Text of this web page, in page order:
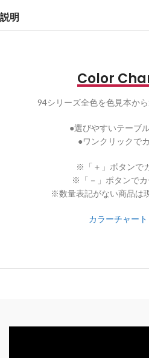
説明
Color
94シリーズ全色を色見本か
●選びやすいテーブ
●ワンクリックで
※「＋」ボタンで
※「－」ボタンで
※数量表記がない商品は
カラーチャー